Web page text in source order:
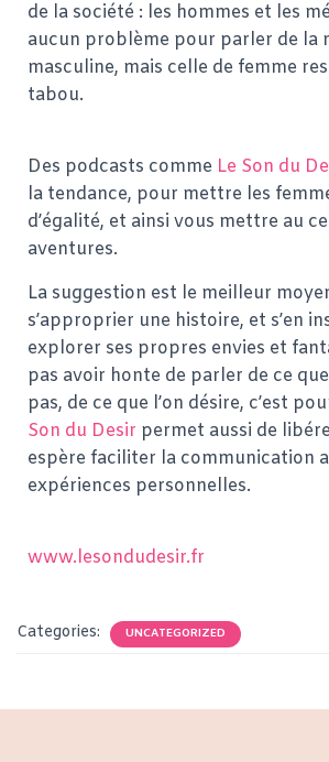
de la société : les hommes et les
aucun problème pour parler de la
masculine, mais celle de femme
tabou.
Des podcasts comme Le Son du
la tendance, pour mettre les
d’égalité, et ainsi vous mettre au
aventures.
La suggestion est le meilleur
s’approprier une histoire, et s’en
explorer ses propres envies et
pas avoir honte de parler de ce que
pas, de ce que l’on désire, c’est
Son du Desir permet aussi de
espère faciliter la communication
expériences personnelles.
www.lesondudesir.fr
Categories: UNCATEGORIZED